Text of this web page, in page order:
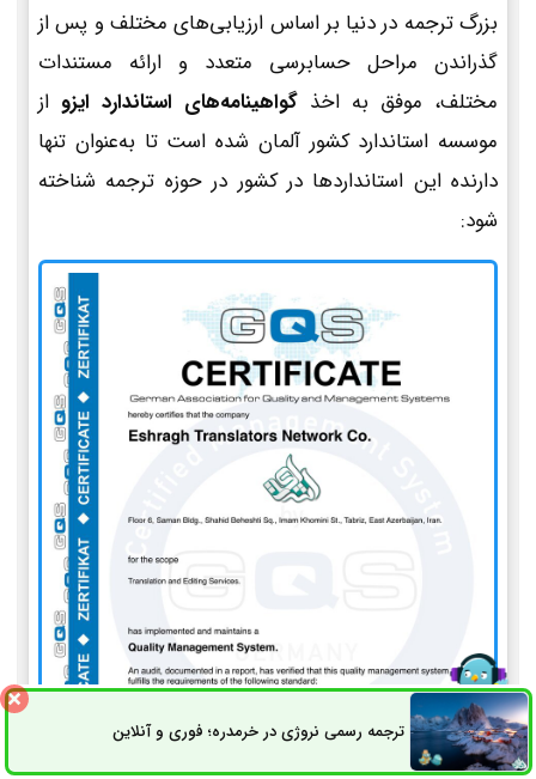
بزرگ ترجمه در دنیا بر اساس ارزیابی‌های مختلف و پس از
گذراندن مراحل حسابرسی متعدد و ارائه مستندات
مختلف، موفق به اخذ گواهینامه‌های استاندارد ایزو از
موسسه استاندارد کشور آلمان شده است تا به‌عنوان تنها
دارنده این استانداردها در کشور در حوزه ترجمه شناخته
شود:
ترجمه رسمی نروژی در خرمدره؛ فوری و آنلاینثبت سفارش راه های ارتباطی